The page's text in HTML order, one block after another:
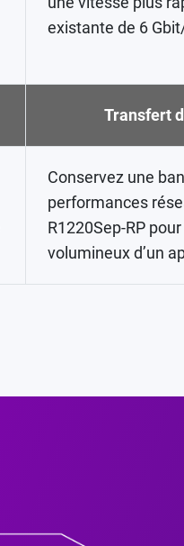
existante de 6
Transfert
Conservez une
performances
R1220Sep-RP
volumineux d’un